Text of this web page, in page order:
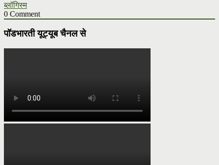
ब्लॉगिस्म
0 Comment
पॉडभारती यूट्यूब चैनल से